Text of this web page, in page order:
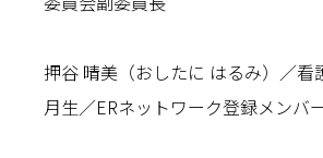
押谷 晴美（おしたに はるみ）／看
月生／ERネットワーク登録メンバ